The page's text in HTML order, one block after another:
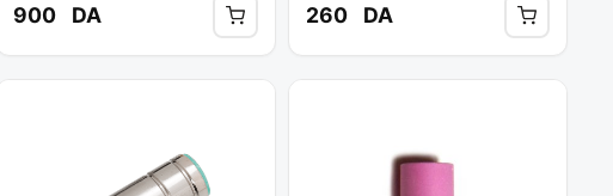
900 DA 260 DA